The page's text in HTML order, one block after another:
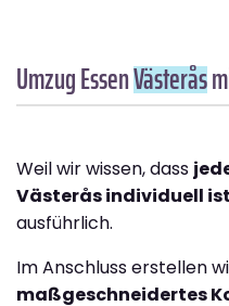
Umzug EssenVästerås
Weil wir wissen, dass
Västerås individuell ist
ausführlich.
Im Anschluss erstellen
maßgeschneidertes